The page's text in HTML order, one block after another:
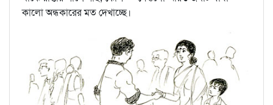
কালো অন্ধকারের মত দেখাচ্ছে।